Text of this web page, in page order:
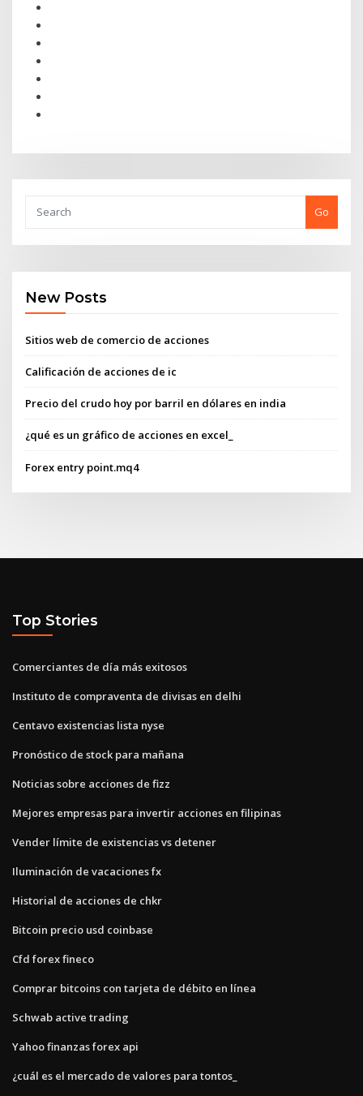
Go
New Posts
Sitios web de comercio de acciones
Calificación de acciones de ic
Precio del crudo hoy por barril en dólares en india
¿qué es un gráfico de acciones en excel_
Forex entry point.mq4
Top Stories
Comerciantes de día más exitosos
Instituto de compraventa de divisas en delhi
Centavo existencias lista nyse
Pronóstico de stock para mañana
Noticias sobre acciones de fizz
Mejores empresas para invertir acciones en filipinas
Vender límite de existencias vs detener
Iluminación de vacaciones fx
Historial de acciones de chkr
Bitcoin precio usd coinbase
Cfd forex fineco
Comprar bitcoins con tarjeta de débito en línea
Schwab active trading
Yahoo finanzas forex api
¿cuál es el mercado de valores para tontos_